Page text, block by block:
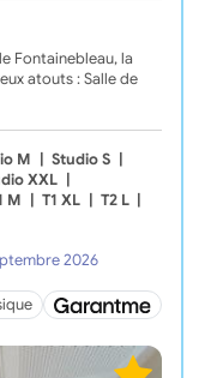
Fontainebleau, la
atouts : Salle de
M Studio S
XXL
M T1 XL T2 L
2026